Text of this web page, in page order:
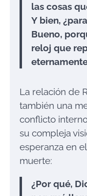
las cosas
Y bien,
Bueno,
reloj que
La relación de
también una
conflicto
su compleja
esperanza en
muerte:
¿Por qué,